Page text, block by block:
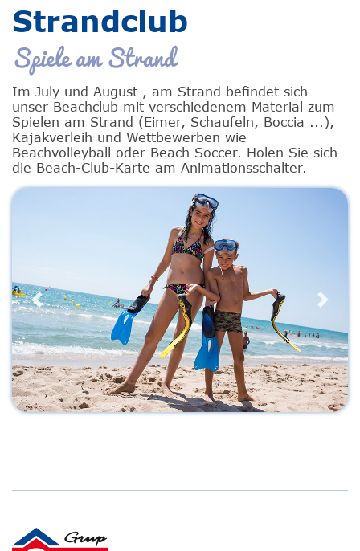
Strandclub
Spiele am Strand
Im July und August , am Strand befindet sich
unser Beachclub mit verschiedenem Material zum
Spielen am Strand (Eimer, Schaufeln, Boccia ...),
Kajakverleih und Wettbewerben wie
Beachvolleyball oder Beach Soccer. Holen Sie sich
die Beach-Club-Karte am Animationsschalter.
Previous Next